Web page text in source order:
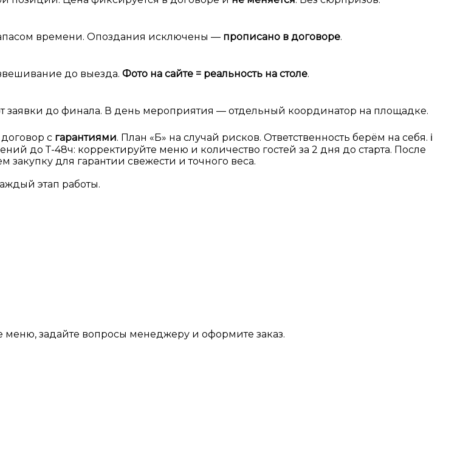
времени. Опоздания исключены — прописано в договоре.
до выезда. Фото на сайте = реальность на столе.
заявки до финала. В день мероприятия — отдельный координатор на площадке.
с гарантиями. План «Б» на случай рисков. Ответственность берём на себя. ℹ️
до Т-48ч: корректируйте меню и количество гостей за 2 дня до старта. После
закупку для гарантии свежести и точного веса.
этап работы.
задайте вопросы менеджеру и оформите заказ.